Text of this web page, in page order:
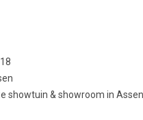
showtuin & showroom in Assen